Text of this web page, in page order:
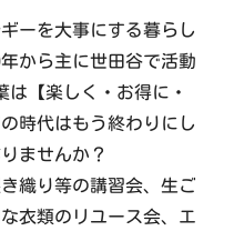
ーを大事にする暮らし
から主に世田谷で活動
は【楽しく・お得に・
時代はもう終わりにし
ませんか？
織り等の講習会、生ご
衣類のリユース会、エ